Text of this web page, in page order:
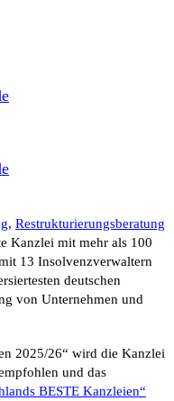
, Restrukturierungsberatung
Kanzlei mit mehr als 100
13 Insolvenzverwaltern
deutschen
von Unternehmen und
2025/26“ wird die Kanzlei
und das
BESTE Kanzleien“